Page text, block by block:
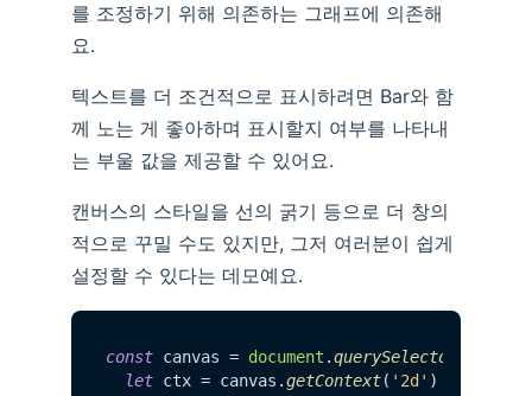
를 조정하기 위해 의존하는 그래프에 의존해
요.
텍스트를 더 조건적으로 표시하려면 Bar와 함
께 노는 게 좋아하며 표시할지 여부를 나타내
는 부울 값을 제공할 수 있어요.
캔버스의 스타일을 선의 굵기 등으로 더 창의
적으로 꾸밀 수도 있지만, 그저 여러분이 쉽게
설정할 수 있다는 데모예요.
const canvas = document .querySelector
let ctx = canvas.getContext( '2d' )